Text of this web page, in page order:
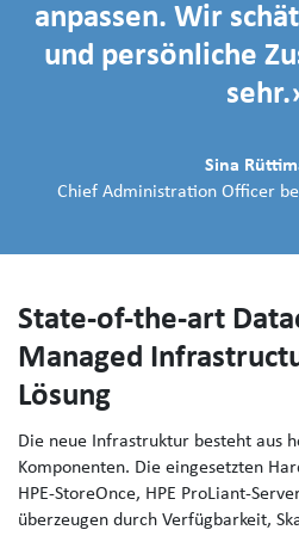
anpassen. Wir
und persönliche
Sina
Chief Administration Officer
State-of-the-art
Managed
Lösung
Die neue Infrastruktur besteht aus
Komponenten. Die eingesetzten
HPE-StoreOnce, HPE ProLiant-
überzeugen durch Verfügbarkeit,